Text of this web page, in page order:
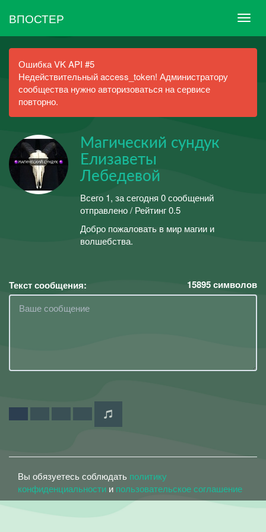
ВПОСТЕР
Ошибка VK API #5
Недействительный access_token! Администратору
сообщества нужно авторизоваться на сервисе
повторно.
Магический сундук
Елизаветы
Лебедевой
Всего 1, за сегодня 0 сообщений
отправлено / Рейтинг 0.5
Добро пожаловать в мир магии и
волшебства.
Текст сообщения: 15895символов
Вы обязуетесь соблюдать политику
конфиденциальности и пользовательское соглашение